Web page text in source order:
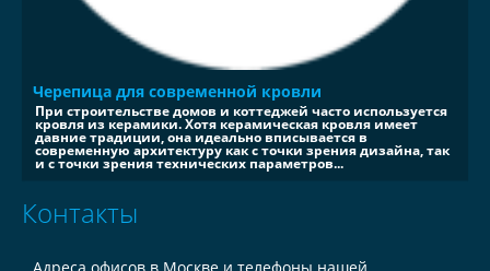
Черепица для современной кровли
При строительстве домов и коттеджей часто используется
кровля из керамики. Хотя керамическая кровля имеет
давние традиции, она идеально вписывается в
современную архитектуру как с точки зрения дизайна, так
и с точки зрения технических параметров...
Контакты